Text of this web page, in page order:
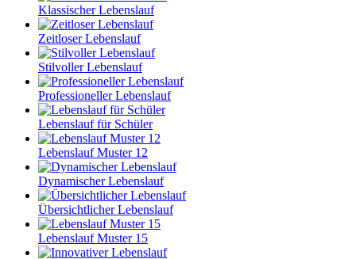
Klassischer Lebenslauf
Zeitloser Lebenslauf
Stilvoller Lebenslauf
Professioneller Lebenslauf
Lebenslauf für Schüler
Lebenslauf Muster 12
Dynamischer Lebenslauf
Übersichtlicher Lebenslauf
Lebenslauf Muster 15